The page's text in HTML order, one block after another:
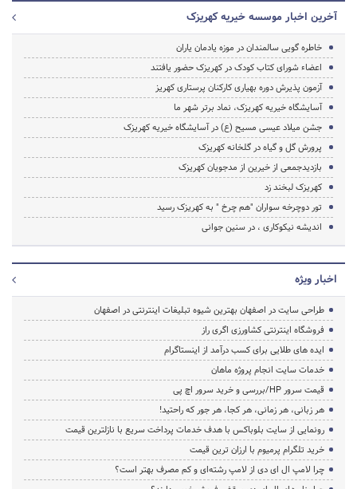
آخرین اخبار موسسه خیریه کهریزک
خاطره گویی سالمندان در موزه یادمان یاران
اعضاء شورای کتاب کودک در کهریزک حضور یافتند
آزمون پذیرش دوره بهیاری کارکنان پرستاری کهریز
آسایشگاه خیریه کهریزک، نماد برتر شهر ما
جشن میلاد عیسی مسیح (ع) در آسایشگاه خیریه کهریزک
پرورش گل و گیاه در گلخانه کهریزک
بازدیدجمعی از خیرین از مدجویان کهریزک
کهریزک لبخند زد
تور دوچرخه سواران "هم چرخ " به کهریزک رسید
اندیشه نیکوکاری ، در سنین جوانی
اخبار ویژه
طراحی سایت در اصفهان بهترین شیوه تبلیغات اینترنتی در اصفهان
فروشگاه اینترنتی کشاورزی اگری راز
ایده های طلایی برای کسب درآمد از اینستاگرام
خدمات سایت انجام پروژه ماهان
قیمت سرور HP/بررسی و خرید سرور اچ پی
هر زبانی، هر زمانی، هر کجا، هر جور که راحتید!
رونمایی از سایت بلوباکس با هدف خدمات پرداخت سریع با نازلترین قیمت
خرید تلگرام پرمیوم با ارزان ترین قیمت
چرا لامپ ال ای دی از لامپ رشته‌ای و کم مصرف بهتر است؟